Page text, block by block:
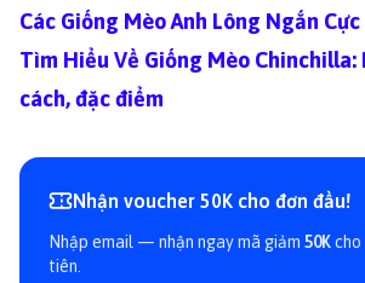
Các Giống Mèo Anh Lông Ngắn
Tìm Hiểu Về Giống Mèo
cách, đặc điểm
Nhận voucher 50K cho đơn đầu!
Nhập email — nhận ngay mã giảm 50Kcho
tiên.